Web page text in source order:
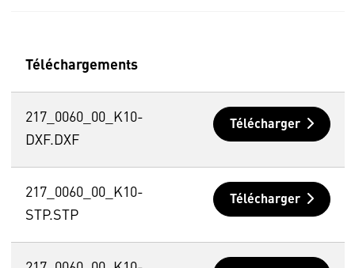
Téléchargements
217_0060_00_K10-
DXF.DXF
Télécharger
217_0060_00_K10-
STP.STP
Télécharger